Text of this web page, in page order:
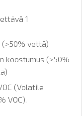
1
(>50% vettä)
koostumus (>50%
(Volatile
VOC).